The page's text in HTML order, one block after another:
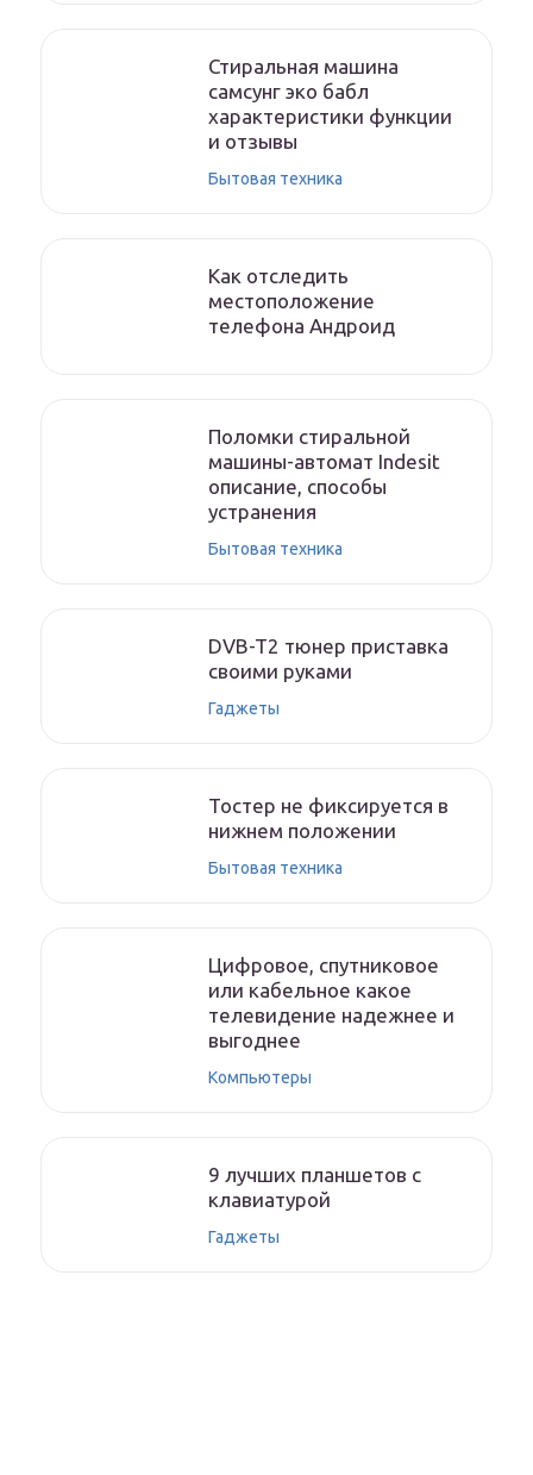
Стиральная машина
самсунг эко бабл
характеристики функции
и отзывы
Бытовая техника
Как отследить
местоположение
телефона Андроид
Поломки стиральной
машины-автомат Indesit
описание, способы
устранения
Бытовая техника
DVB-T2 тюнер приставка
своими руками
Гаджеты
Тостер не фиксируется в
нижнем положении
Бытовая техника
Цифровое, спутниковое
или кабельное какое
телевидение надежнее и
выгоднее
Компьютеры
9 лучших планшетов с
клавиатурой
Гаджеты